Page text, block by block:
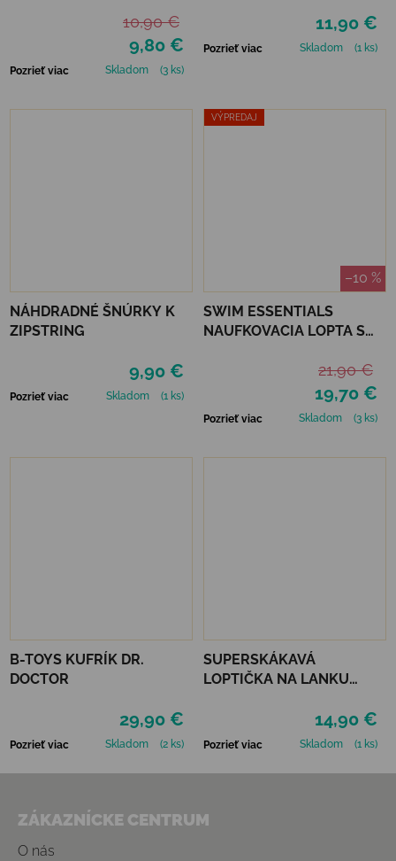
9,80 €
10,90 €
Pozrieť viac Skladom (3 ks)
11,90 €
Pozrieť viac Skladom (1 ks)
NÁHDRADNÉ ŠNÚRKY K
ZIPSTRING
9,90 €
Pozrieť viac Skladom (1 ks)
VÝPREDAJ
–10 %
SWIM ESSENTIALS
NAUFKOVACIA LOPTA S
19,70 €
21,90 €
Pozrieť viac Skladom (3 ks)
B-TOYS KUFRÍK DR.
DOCTOR
29,90 €
Pozrieť viac Skladom (2 ks)
SUPERSKÁKAVÁ
LOPTIČKA NA LANKU
MOONSHINE - BLUE
14,90 €
Pozrieť viac Skladom (1 ks)
ZÁKAZNÍCKE CENTRUM
O nás